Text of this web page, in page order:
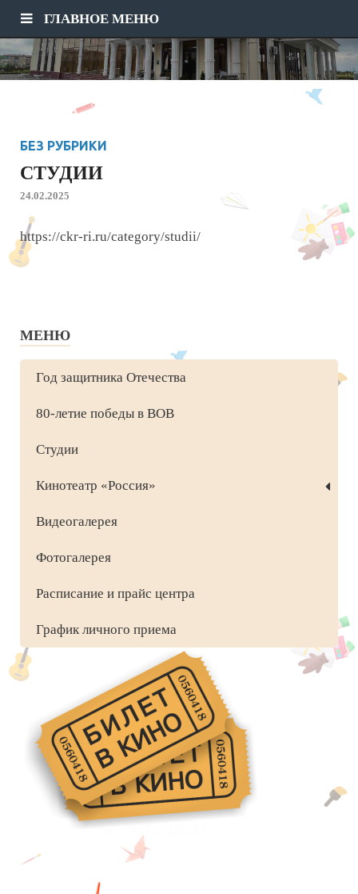
ГЛАВНОЕ МЕНЮ
БЕЗ РУБРИКИ
СТУДИИ
24.02.2025
https://ckr-ri.ru/category/studii/
МЕНЮ
Год защитника Отечества
80-летие победы в ВОВ
Студии
Кинотеатр «Россия»
Видеогалерея
Фотогалерея
Расписание и прайс центра
График личного приема